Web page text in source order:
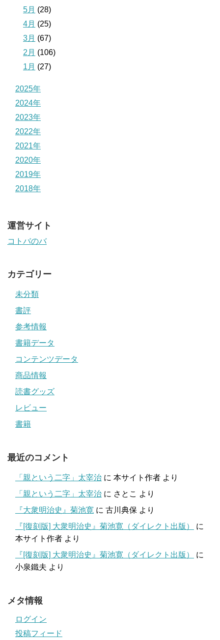
5月 (28)
4月 (25)
3月 (67)
2月 (106)
1月 (27)
2025年
2024年
2023年
2022年
2021年
2020年
2019年
2018年
運営サイト
コトバのバ
カテゴリー
未分類
書評
参考情報
書籍データ
コンテンツデータ
商品情報
読書グッズ
レビュー
書籍
最近のコメント
「親という二字」太宰治 に 本サイト作者 より
「親という二字」太宰治 に さとこ より
『大衆明治史』菊池寛 に 古川典保 より
『[復刻版] 大衆明治史』菊池寛（ダイレクト出版）
に
本サイト作者 より
『[復刻版] 大衆明治史』菊池寛（ダイレクト出版）
に
小泉鐵夫 より
メタ情報
ログイン
投稿フィード